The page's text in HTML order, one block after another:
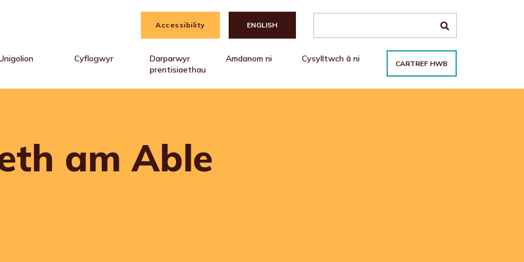
Accessibility ENGLISH
Cyflogwyr
Darparwyr
prentisiaethau
Amdanom ni Cysylltwch â ni CARTREF HWB
am Able